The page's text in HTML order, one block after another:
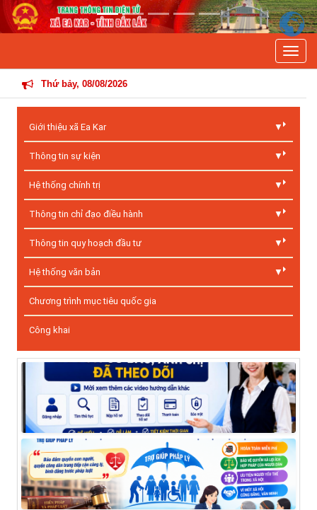
Thứ bảy, 08/08/2026
Giới thiệu xã Ea Kar
Thông tin sự kiện
Hệ thống chính trị
Thông tin chỉ đạo điều hành
Thông tin quy hoạch đầu tư
Hệ thống văn bản
Chương trình mục tiêu quốc gia
Công khai